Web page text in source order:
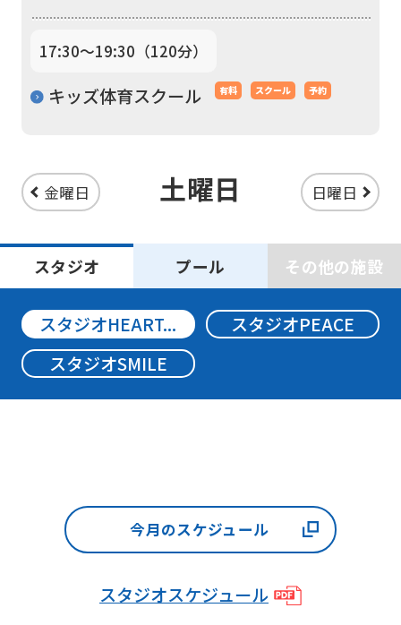
17:30〜19:30（120分）
キッズ体育スクール 有料 スクール 予約
金曜日 土曜日 日曜日
スタジオ プール その他の施設
スタジオHEART...
スタジオPEACE
スタジオSMILE
今月のスケジュール
スタジオスケジュール
Japanese
this
website
will
be
translated
mechanically,
accurate
translation.
The
translation